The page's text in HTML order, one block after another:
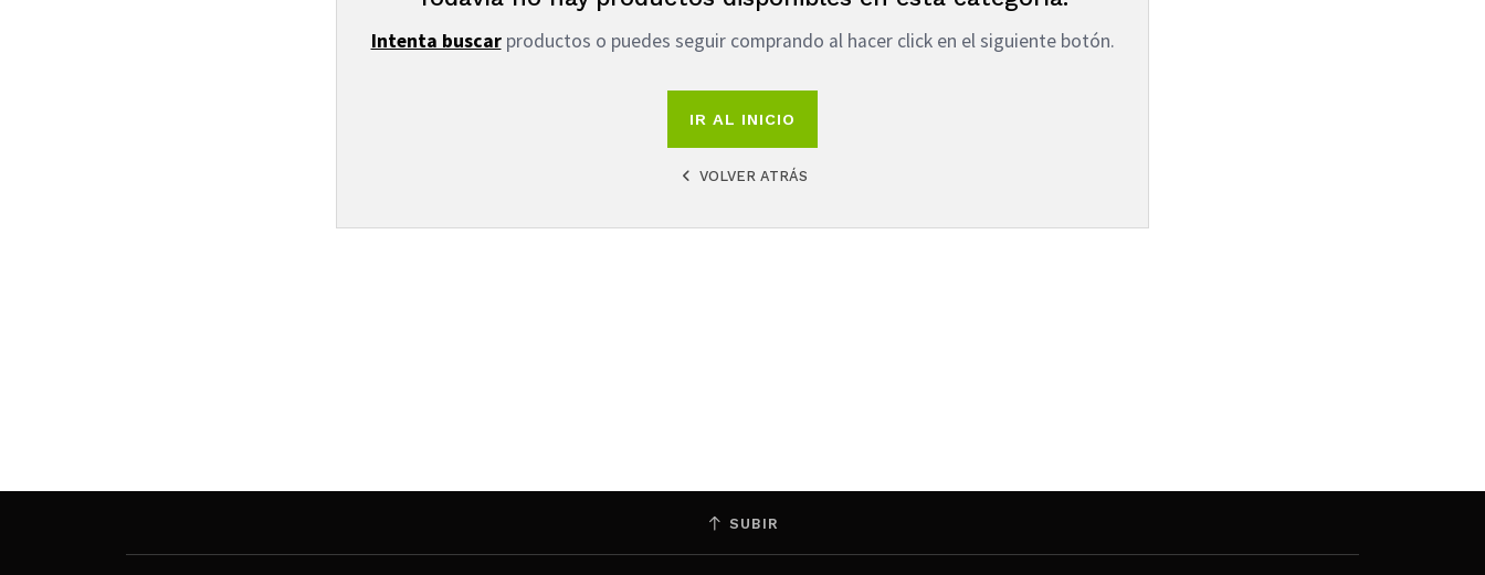
Intenta buscarproductos o puedes seguir comprando al hacer click en el siguiente botón.
IR AL INICIO
VOLVER ATRÁS
SUBIR